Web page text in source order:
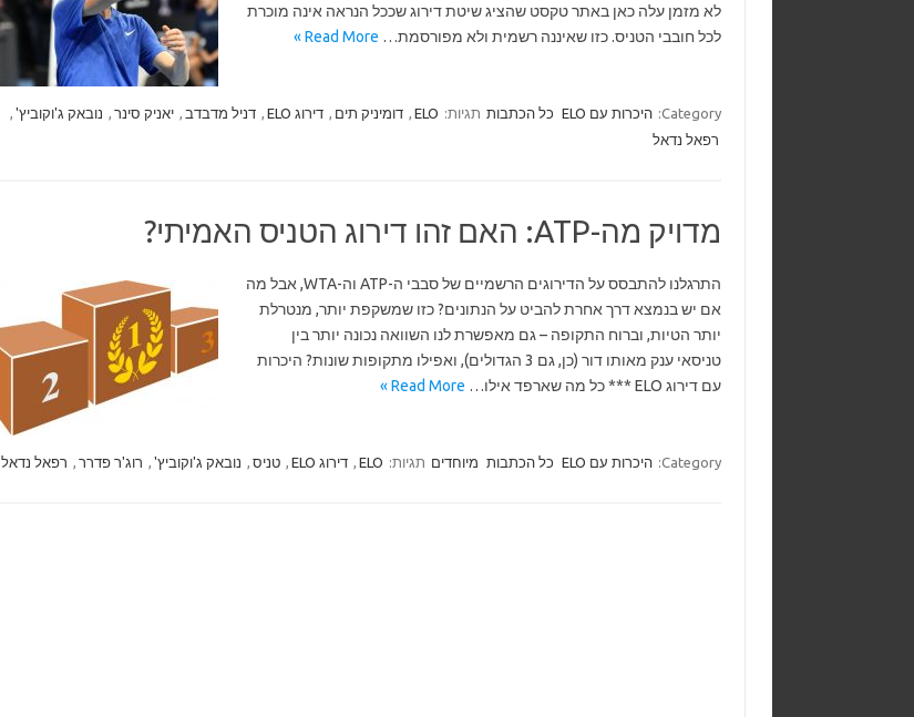
לא מזמן עלה כאן באתר טקסט שהציג שיטת דירוג שככל הנראה אינה מוכרת
לכל חובבי הטניס. כזו שאיננה רשמית ולא מפורסמת… Read More »
Category: היכרות עם ELO כל הכתבות תגיות: ELO
, דומיניק תים , דירוג ELO , דניל מדבדב , יאניק סינר , נובאק ג'וקוביץ' ,
רפאל נדאל
מדויק מה-ATP: האם זהו דירוג הטניס האמיתי?
התרגלנו להתבסס על הדירוגים הרשמיים של סבבי ה-ATP וה-WTA, אבל מה
אם יש בנמצא דרך אחרת להביט על הנתונים? כזו שמשקפת יותר, מנטרלת
יותר הטיות, וברוח התקופה – גם מאפשרת לנו השוואה נכונה יותר בין
טניסאי ענק מאותו דור (כן, גם 3 הגדולים), ואפילו מתקופות שונות? היכרות
עם דירוג ELO *** כל מה שארפד אילו…
Read More »
Category: היכרות עם ELO כל הכתבות מיוחדים תגיות: ELO
, דירוג ELO , טניס , נובאק ג'וקוביץ' , רוג'ר פדרר , רפאל נדאל